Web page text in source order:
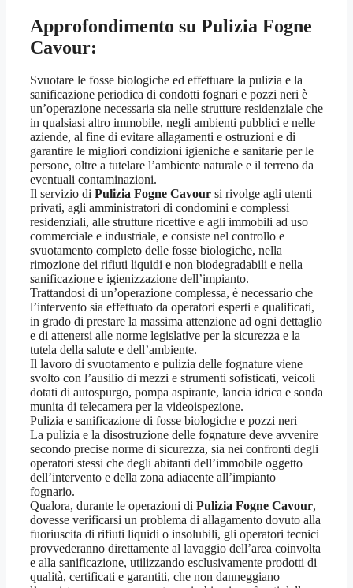
Approfondimento su Pulizia Fogne
Cavour:
Svuotare le fosse biologiche ed effettuare la pulizia e la
sanificazione periodica di condotti fognari e pozzi neri è
un’operazione necessaria sia nelle strutture residenziale che
in qualsiasi altro immobile, negli ambienti pubblici e nelle
aziende, al fine di evitare allagamenti e ostruzioni e di
garantire le migliori condizioni igieniche e sanitarie per le
persone, oltre a tutelare l’ambiente naturale e il terreno da
eventuali contaminazioni.
Il servizio di Pulizia Fogne Cavour si rivolge agli utenti
privati, agli amministratori di condomini e complessi
residenziali, alle strutture ricettive e agli immobili ad uso
commerciale e industriale, e consiste nel controllo e
svuotamento completo delle fosse biologiche, nella
rimozione dei rifiuti liquidi e non biodegradabili e nella
sanificazione e igienizzazione dell’impianto.
Trattandosi di un’operazione complessa, è necessario che
l’intervento sia effettuato da operatori esperti e qualificati,
in grado di prestare la massima attenzione ad ogni dettaglio
e di attenersi alle norme legislative per la sicurezza e la
tutela della salute e dell’ambiente.
Il lavoro di svuotamento e pulizia delle fognature viene
svolto con l’ausilio di mezzi e strumenti sofisticati, veicoli
dotati di autospurgo, pompa aspirante, lancia idrica e sonda
munita di telecamera per la videoispezione.
Pulizia e sanificazione di fosse biologiche e pozzi neri
La pulizia e la disostruzione delle fognature deve avvenire
secondo precise norme di sicurezza, sia nei confronti degli
operatori stessi che degli abitanti dell’immobile oggetto
dell’intervento e della zona adiacente all’impianto
fognario.
Qualora, durante le operazioni di Pulizia Fogne Cavour,
dovesse verificarsi un problema di allagamento dovuto alla
fuoriuscita di rifiuti liquidi o insolubili, gli operatori tecnici
provvederanno direttamente al lavaggio dell’area coinvolta
e alla sanificazione, utilizzando esclusivamente prodotti di
qualità, certificati e garantiti, che non danneggiano